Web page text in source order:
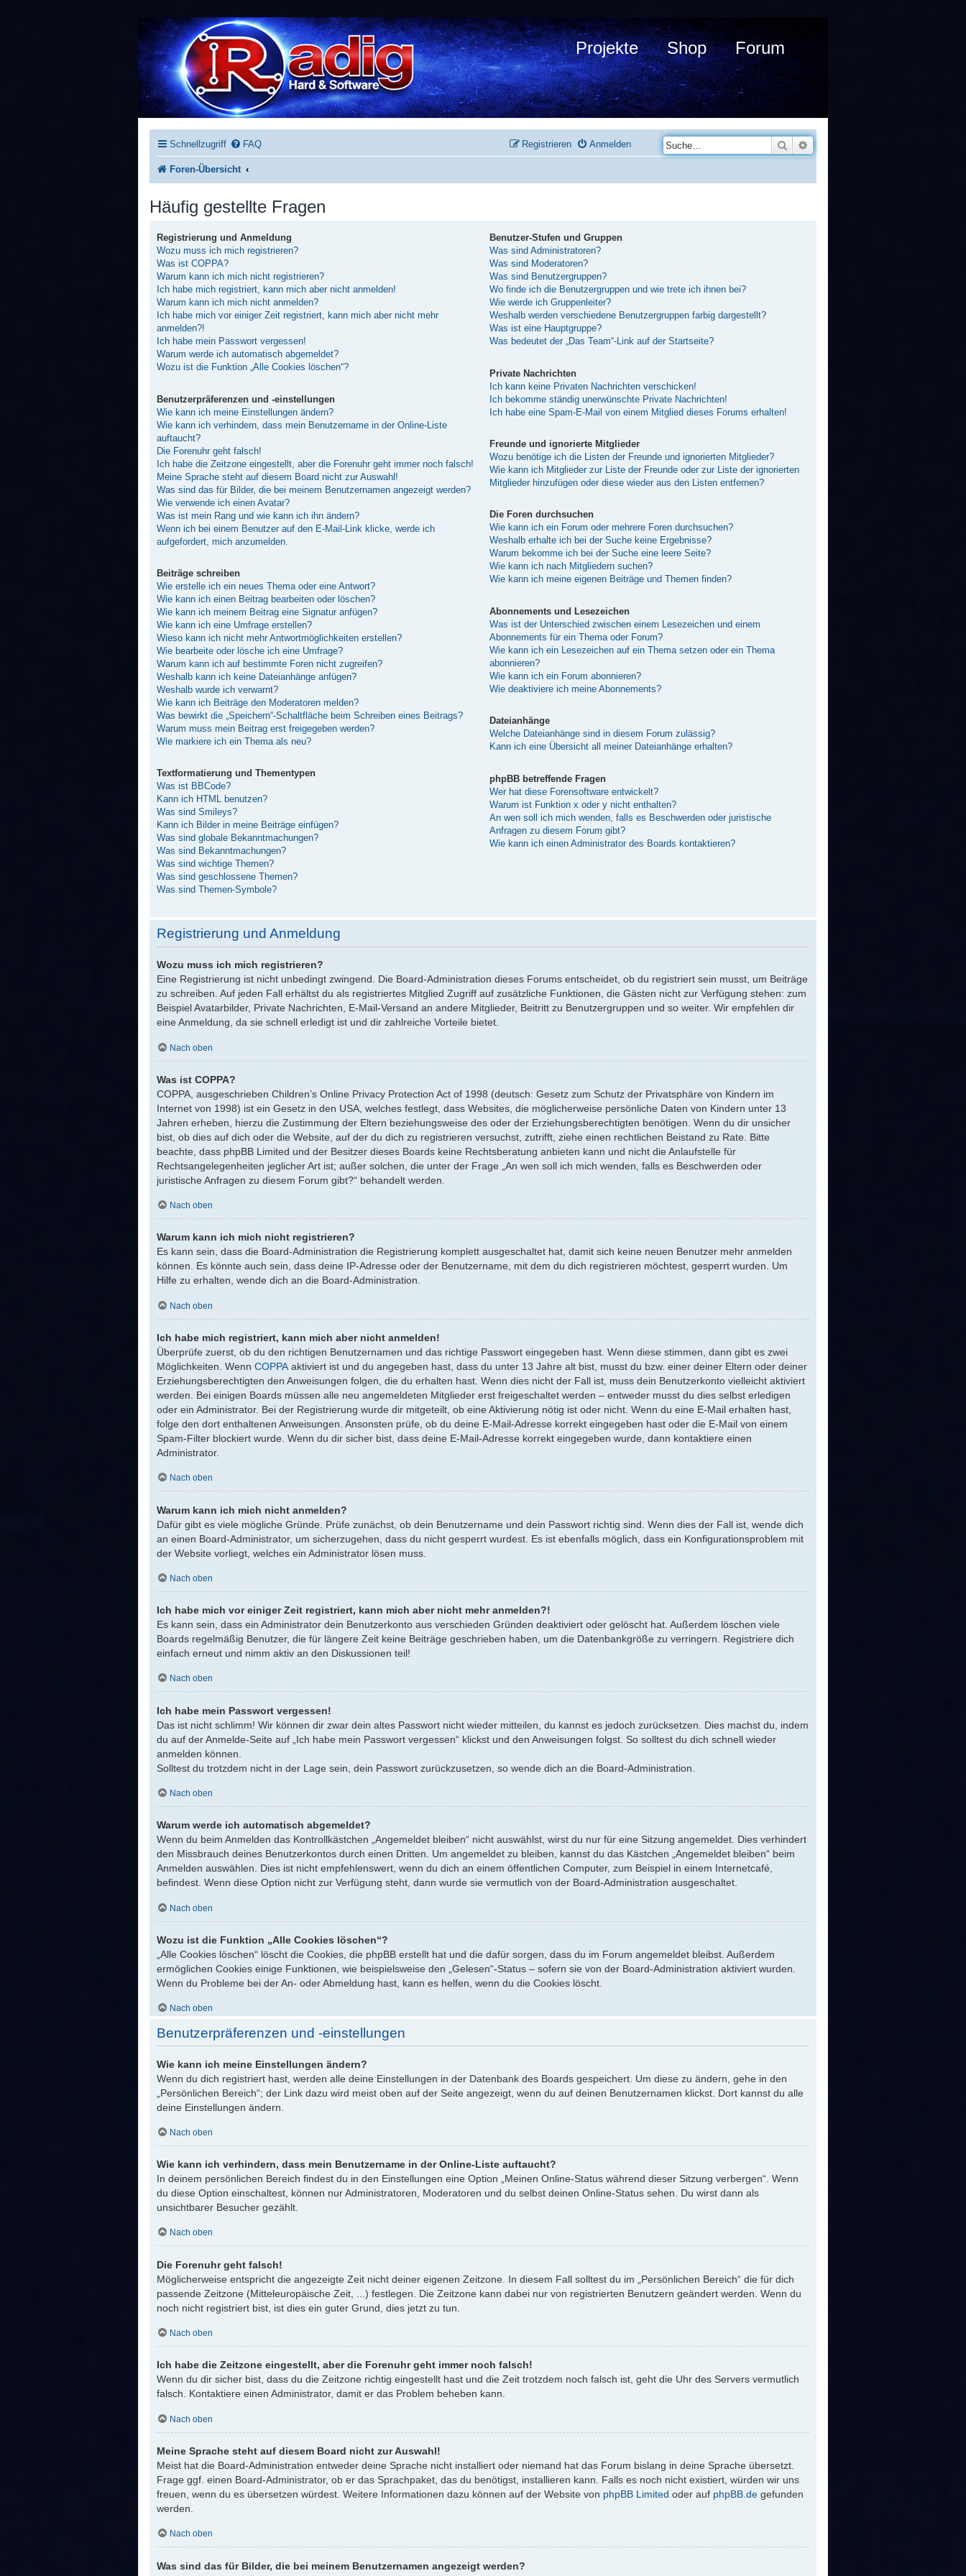
Projekte Shop Forum
Suche
Schnellzugriff FAQ Anmelden
Registrieren
Foren-Übersicht
Häufig gestellte Fragen
Registrierung und Anmeldung
Wozu muss ich mich registrieren?
Was ist COPPA?
Warum kann ich mich nicht registrieren?
Ich habe mich registriert, kann mich aber nicht anmelden!
Warum kann ich mich nicht anmelden?
Ich habe mich vor einiger Zeit registriert, kann mich aber nicht mehr
anmelden?!
Ich habe mein Passwort vergessen!
Warum werde ich automatisch abgemeldet?
Wozu ist die Funktion „Alle Cookies löschen“?
Benutzerpräferenzen und -einstellungen
Wie kann ich meine Einstellungen ändern?
Wie kann ich verhindern, dass mein Benutzername in der Online-Liste
auftaucht?
Die Forenuhr geht falsch!
Ich habe die Zeitzone eingestellt, aber die Forenuhr geht immer noch falsch!
Meine Sprache steht auf diesem Board nicht zur Auswahl!
Was sind das für Bilder, die bei meinem Benutzernamen angezeigt werden?
Wie verwende ich einen Avatar?
Was ist mein Rang und wie kann ich ihn ändern?
Wenn ich bei einem Benutzer auf den E-Mail-Link klicke, werde ich
aufgefordert, mich anzumelden.
Beiträge schreiben
Wie erstelle ich ein neues Thema oder eine Antwort?
Wie kann ich einen Beitrag bearbeiten oder löschen?
Wie kann ich meinem Beitrag eine Signatur anfügen?
Wie kann ich eine Umfrage erstellen?
Wieso kann ich nicht mehr Antwortmöglichkeiten erstellen?
Wie bearbeite oder lösche ich eine Umfrage?
Warum kann ich auf bestimmte Foren nicht zugreifen?
Weshalb kann ich keine Dateianhänge anfügen?
Weshalb wurde ich verwarnt?
Wie kann ich Beiträge den Moderatoren melden?
Was bewirkt die „Speichern“-Schaltfläche beim Schreiben eines Beitrags?
Warum muss mein Beitrag erst freigegeben werden?
Wie markiere ich ein Thema als neu?
Textformatierung und Thementypen
Was ist BBCode?
Kann ich HTML benutzen?
Was sind Smileys?
Kann ich Bilder in meine Beiträge einfügen?
Was sind globale Bekanntmachungen?
Was sind Bekanntmachungen?
Was sind wichtige Themen?
Was sind geschlossene Themen?
Was sind Themen-Symbole?
Benutzer-Stufen und Gruppen
Was sind Administratoren?
Was sind Moderatoren?
Was sind Benutzergruppen?
Wo finde ich die Benutzergruppen und wie trete ich ihnen bei?
Wie werde ich Gruppenleiter?
Weshalb werden verschiedene Benutzergruppen farbig dargestellt?
Was ist eine Hauptgruppe?
Was bedeutet der „Das Team“-Link auf der Startseite?
Private Nachrichten
Ich kann keine Privaten Nachrichten verschicken!
Ich bekomme ständig unerwünschte Private Nachrichten!
Ich habe eine Spam-E-Mail von einem Mitglied dieses Forums erhalten!
Freunde und ignorierte Mitglieder
Wozu benötige ich die Listen der Freunde und ignorierten Mitglieder?
Wie kann ich Mitglieder zur Liste der Freunde oder zur Liste der ignorierten
Mitglieder hinzufügen oder diese wieder aus den Listen entfernen?
Die Foren durchsuchen
Wie kann ich ein Forum oder mehrere Foren durchsuchen?
Weshalb erhalte ich bei der Suche keine Ergebnisse?
Warum bekomme ich bei der Suche eine leere Seite?
Wie kann ich nach Mitgliedern suchen?
Wie kann ich meine eigenen Beiträge und Themen finden?
Abonnements und Lesezeichen
Was ist der Unterschied zwischen einem Lesezeichen und einem
Abonnements für ein Thema oder Forum?
Wie kann ich ein Lesezeichen auf ein Thema setzen oder ein Thema
abonnieren?
Wie kann ich ein Forum abonnieren?
Wie deaktiviere ich meine Abonnements?
Dateianhänge
Welche Dateianhänge sind in diesem Forum zulässig?
Kann ich eine Übersicht all meiner Dateianhänge erhalten?
phpBB betreffende Fragen
Wer hat diese Forensoftware entwickelt?
Warum ist Funktion x oder y nicht enthalten?
An wen soll ich mich wenden, falls es Beschwerden oder juristische
Anfragen zu diesem Forum gibt?
Wie kann ich einen Administrator des Boards kontaktieren?
Registrierung und Anmeldung
Wozu muss ich mich registrieren?
Eine Registrierung ist nicht unbedingt zwingend. Die Board-Administration dieses Forums entscheidet, ob du registriert sein musst, um Beiträge
zu schreiben. Auf jeden Fall erhältst du als registriertes Mitglied Zugriff auf zusätzliche Funktionen, die Gästen nicht zur Verfügung stehen: zum
Beispiel Avatarbilder, Private Nachrichten, E-Mail-Versand an andere Mitglieder, Beitritt zu Benutzergruppen und so weiter. Wir empfehlen dir
eine Anmeldung, da sie schnell erledigt ist und dir zahlreiche Vorteile bietet.
Nach oben
Was ist COPPA?
COPPA, ausgeschrieben Children’s Online Privacy Protection Act of 1998 (deutsch: Gesetz zum Schutz der Privatsphäre von Kindern im
Internet von 1998) ist ein Gesetz in den USA, welches festlegt, dass Websites, die möglicherweise persönliche Daten von Kindern unter 13
Jahren erheben, hierzu die Zustimmung der Eltern beziehungsweise des oder der Erziehungsberechtigten benötigen. Wenn du dir unsicher
bist, ob dies auf dich oder die Website, auf der du dich zu registrieren versuchst, zutrifft, ziehe einen rechtlichen Beistand zu Rate. Bitte
beachte, dass phpBB Limited und der Besitzer dieses Boards keine Rechtsberatung anbieten kann und nicht die Anlaufstelle für
Rechtsangelegenheiten jeglicher Art ist; außer solchen, die unter der Frage „An wen soll ich mich wenden, falls es Beschwerden oder
juristische Anfragen zu diesem Forum gibt?“ behandelt werden.
Nach oben
Warum kann ich mich nicht registrieren?
Es kann sein, dass die Board-Administration die Registrierung komplett ausgeschaltet hat, damit sich keine neuen Benutzer mehr anmelden
können. Es könnte auch sein, dass deine IP-Adresse oder der Benutzername, mit dem du dich registrieren möchtest, gesperrt wurden. Um
Hilfe zu erhalten, wende dich an die Board-Administration.
Nach oben
Ich habe mich registriert, kann mich aber nicht anmelden!
Überprüfe zuerst, ob du den richtigen Benutzernamen und das richtige Passwort eingegeben hast. Wenn diese stimmen, dann gibt es zwei
Möglichkeiten. Wenn COPPAaktiviert ist und du angegeben hast, dass du unter 13 Jahre alt bist, musst du bzw. einer deiner Eltern oder deiner
Erziehungsberechtigten den Anweisungen folgen, die du erhalten hast. Wenn dies nicht der Fall ist, muss dein Benutzerkonto vielleicht aktiviert
werden. Bei einigen Boards müssen alle neu angemeldeten Mitglieder erst freigeschaltet werden – entweder musst du dies selbst erledigen
oder ein Administrator. Bei der Registrierung wurde dir mitgeteilt, ob eine Aktivierung nötig ist oder nicht. Wenn du eine E-Mail erhalten hast,
folge den dort enthaltenen Anweisungen. Ansonsten prüfe, ob du deine E-Mail-Adresse korrekt eingegeben hast oder die E-Mail von einem
Spam-Filter blockiert wurde. Wenn du dir sicher bist, dass deine E-Mail-Adresse korrekt eingegeben wurde, dann kontaktiere einen
Administrator.
Nach oben
Warum kann ich mich nicht anmelden?
Dafür gibt es viele mögliche Gründe. Prüfe zunächst, ob dein Benutzername und dein Passwort richtig sind. Wenn dies der Fall ist, wende dich
an einen Board-Administrator, um sicherzugehen, dass du nicht gesperrt wurdest. Es ist ebenfalls möglich, dass ein Konfigurationsproblem mit
der Website vorliegt, welches ein Administrator lösen muss.
Nach oben
Ich habe mich vor einiger Zeit registriert, kann mich aber nicht mehr anmelden?!
Es kann sein, dass ein Administrator dein Benutzerkonto aus verschieden Gründen deaktiviert oder gelöscht hat. Außerdem löschen viele
Boards regelmäßig Benutzer, die für längere Zeit keine Beiträge geschrieben haben, um die Datenbankgröße zu verringern. Registriere dich
einfach erneut und nimm aktiv an den Diskussionen teil!
Nach oben
Ich habe mein Passwort vergessen!
Das ist nicht schlimm! Wir können dir zwar dein altes Passwort nicht wieder mitteilen, du kannst es jedoch zurücksetzen. Dies machst du, indem
du auf der Anmelde-Seite auf „Ich habe mein Passwort vergessen“ klickst und den Anweisungen folgst. So solltest du dich schnell wieder
anmelden können.
Solltest du trotzdem nicht in der Lage sein, dein Passwort zurückzusetzen, so wende dich an die Board-Administration.
Nach oben
Warum werde ich automatisch abgemeldet?
Wenn du beim Anmelden das Kontrollkästchen „Angemeldet bleiben“ nicht auswählst, wirst du nur für eine Sitzung angemeldet. Dies verhindert
den Missbrauch deines Benutzerkontos durch einen Dritten. Um angemeldet zu bleiben, kannst du das Kästchen „Angemeldet bleiben“ beim
Anmelden auswählen. Dies ist nicht empfehlenswert, wenn du dich an einem öffentlichen Computer, zum Beispiel in einem Internetcafé,
befindest. Wenn diese Option nicht zur Verfügung steht, dann wurde sie vermutlich von der Board-Administration ausgeschaltet.
Nach oben
Wozu ist die Funktion „Alle Cookies löschen“?
„Alle Cookies löschen“ löscht die Cookies, die phpBB erstellt hat und die dafür sorgen, dass du im Forum angemeldet bleibst. Außerdem
ermöglichen Cookies einige Funktionen, wie beispielsweise den „Gelesen“-Status – sofern sie von der Board-Administration aktiviert wurden.
Wenn du Probleme bei der An- oder Abmeldung hast, kann es helfen, wenn du die Cookies löscht.
Nach oben
Benutzerpräferenzen und -einstellungen
Wie kann ich meine Einstellungen ändern?
Wenn du dich registriert hast, werden alle deine Einstellungen in der Datenbank des Boards gespeichert. Um diese zu ändern, gehe in den
„Persönlichen Bereich“; der Link dazu wird meist oben auf der Seite angezeigt, wenn du auf deinen Benutzernamen klickst. Dort kannst du alle
deine Einstellungen ändern.
Nach oben
Wie kann ich verhindern, dass mein Benutzername in der Online-Liste auftaucht?
In deinem persönlichen Bereich findest du in den Einstellungen eine Option „Meinen Online-Status während dieser Sitzung verbergen“. Wenn
du diese Option einschaltest, können nur Administratoren, Moderatoren und du selbst deinen Online-Status sehen. Du wirst dann als
unsichtbarer Besucher gezählt.
Nach oben
Die Forenuhr geht falsch!
Möglicherweise entspricht die angezeigte Zeit nicht deiner eigenen Zeitzone. In diesem Fall solltest du im „Persönlichen Bereich“ die für dich
passende Zeitzone (Mitteleuropäische Zeit, ...) festlegen. Die Zeitzone kann dabei nur von registrierten Benutzern geändert werden. Wenn du
noch nicht registriert bist, ist dies ein guter Grund, dies jetzt zu tun.
Nach oben
Ich habe die Zeitzone eingestellt, aber die Forenuhr geht immer noch falsch!
Wenn du dir sicher bist, dass du die Zeitzone richtig eingestellt hast und die Zeit trotzdem noch falsch ist, geht die Uhr des Servers vermutlich
falsch. Kontaktiere einen Administrator, damit er das Problem beheben kann.
Nach oben
Meine Sprache steht auf diesem Board nicht zur Auswahl!
Meist hat die Board-Administration entweder deine Sprache nicht installiert oder niemand hat das Forum bislang in deine Sprache übersetzt.
Frage ggf. einen Board-Administrator, ob er das Sprachpaket, das du benötigst, installieren kann. Falls es noch nicht existiert, würden wir uns
freuen, wenn du es übersetzen würdest. Weitere Informationen dazu können auf der Website von phpBB Limited oder auf phpBB.degefunden
werden.
Nach oben
Was sind das für Bilder, die bei meinem Benutzernamen angezeigt werden?